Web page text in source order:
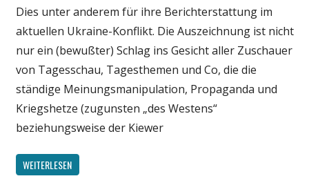
Dies unter anderem für ihre Berichterstattung im
aktuellen Ukraine-Konflikt. Die Auszeichnung ist nicht
nur ein (bewußter) Schlag ins Gesicht aller Zuschauer
von Tagesschau, Tagesthemen und Co, die die
ständige Meinungsmanipulation, Propaganda und
Kriegshetze (zugunsten „des Westens“
beziehungsweise der Kiewer
WEITERLESEN